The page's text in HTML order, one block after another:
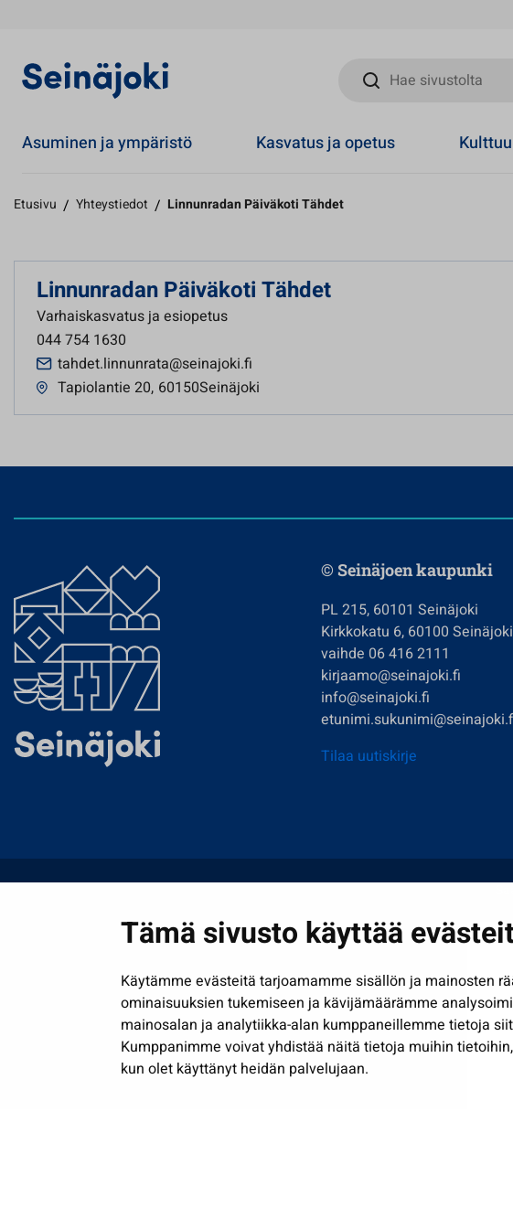
Tämä sivusto käyttää
Käytämme evästeitä tarjoamamme sisällön ja mainosten
ominaisuuksien tukemiseen ja kävijämäärämme
mainosalan ja analytiikka-alan kumppaneillemme tietoja
Kumppanimme voivat yhdistää näitä tietoja muihin
kun olet käyttänyt heidän palvelujaan.
Hae sivustolta
Asuminen ja ympäristö Kasvatus ja opetus
Etusivu / Yhteystiedot / Linnunradan Päiväkoti Tähdet
Linnunradan Päiväkoti Tähdet
Varhaiskasvatus ja esiopetus
044 754 1630
tahdet.linnunrata@seinajoki.fi
Tapiolantie 20, 60150Seinäjoki
© Seinäjoen kaupunki
PL 215, 60101 Seinäjoki
Kirkkokatu 6, 60100 Seinäjoki
vaihde 06 416 2111
kirjaamo@seinajoki.fi
info@seinajoki.fi
Tilaa uutiskirje